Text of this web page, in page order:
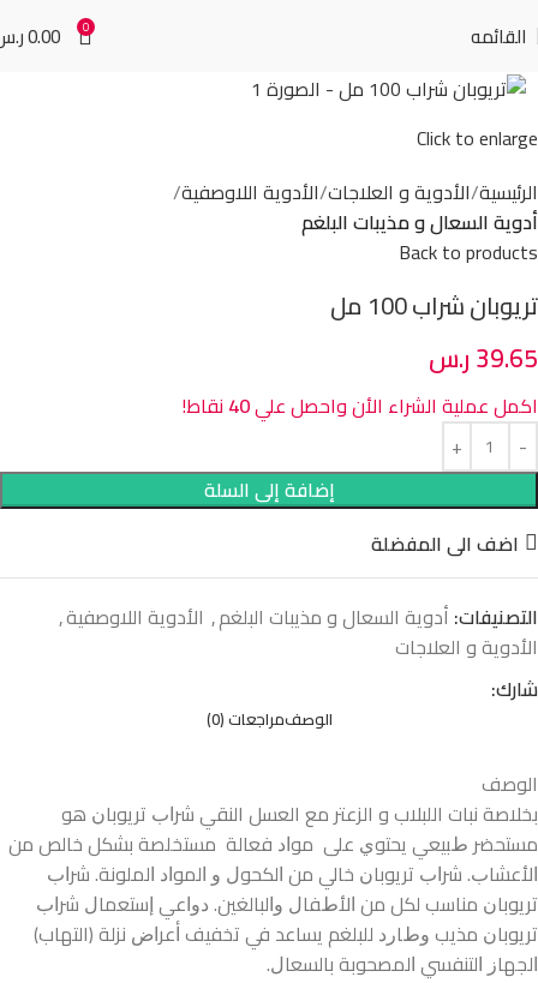
القائمه 0
0.00
Click to enlarge
الرئيسية الأدوية و العلاجات الأدوية اللاوصفية
أدوية السعال و مذيبات البلغم
Back to products
تريوبان شراب 100 مل
39.65ر.س
اكمل عملية الشراء الأن واحصل علي40 نقاط!
إضافة إلى السلة
اضف الى المفضلة
التصنيفات: أدوية السعال و مذيبات البلغم, الأدوية اللاوصفية,
الأدوية و العلاجات
شارك:
الوصفمراجعات (0)
الوصف
بخلاصة نبات اللبلاب و الزعتر مع العسل النقي ﺷﺮﺍﺏ ﺗﺮﻳﻮﺑﺎﻥ ﻫﻮ
ﻣﺴﺘﺤﻀﺮ ﻁﺒﻴﻌﻲ ﻳﺤﺘﻮﻱ ﻋﻠﻰ ﻣﻮﺍﺩ ﻓﻌﺎﻟﺔ ﻣﺴﺘﺨﻠﺼﺔ ﺑﺸﻜﻞ ﺧﺎﻟﺺ ﻣﻦ
ﺍﻷﻋﺸﺎﺏ. ﺷﺮﺍﺏ ﺗﺮﻳﻮﺑﺎﻥ ﺧﺎﻟﻲ ﻣﻦ ﺍﻟﻜﺤﻮﻝ ﻭ ﺍﻟﻤﻮﺍﺩ ﺍﻟﻤﻠﻮﻧﺔ. ﺷﺮﺍﺏ
ﺗﺮﻳﻮﺑﺎﻥ ﻣﻨﺎﺳﺐ ﻟﻜﻞ ﻣﻦ ﺍﻷﻁﻔﺎﻝ ﻭﺍﻟﺒﺎﻟﻐﻴﻦ. ﺩﻭﺍﻋﻲ ﺇﺳﺘﻌﻤﺎﻝ ﺷﺮﺍﺏ
ﺗﺮﻳﻮﺑﺎﻥ ﻣﺬﻳﺐ ﻭﻁﺎﺭﺩ ﻟﻠﺒﻠﻐﻢ ﻳﺴﺎﻋﺪ ﻓﻲ ﺗﺨﻔﻴﻒ ﺃﻋﺮﺍﺽ ﻧﺰﻟﺔ (التهاب)
ﺍﻟﺠﻬﺎﺯ ﺍﻟﺘﻨﻔﺴﻲ ﺍﻟﻤﺼﺤﻮﺑﺔ ﺑﺎﻟﺴﻌﺎﻝ.